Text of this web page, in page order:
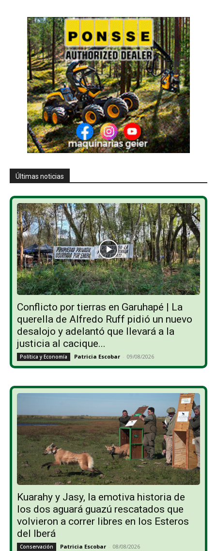
Últimas noticias
Conflicto por tierras en Garuhapé | La
querella de Alfredo Ruff pidió un nuevo
desalojo y adelantó que llevará a la
justicia al cacique...
Política y Economía Patricia Escobar - 09/08/2026
Kuarahy y Jasy, la emotiva historia de
los dos aguará guazú rescatados que
volvieron a correr libres en los Esteros
del Iberá
Conservación Patricia Escobar - 08/08/2026